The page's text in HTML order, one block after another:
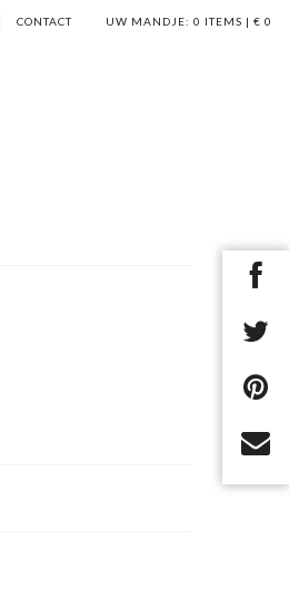
UW MANDJE: 0 ITEMS | € 0
CONTACT